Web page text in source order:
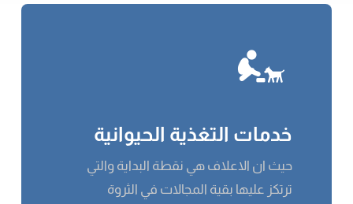
خدمات التغذية الحيوانية
حيث ان الاعلاف هي نقطة البداية والتي
ترتكز عليها بقية المجالات في الثروة